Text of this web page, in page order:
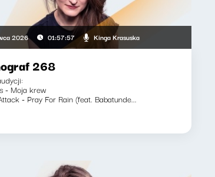
2026 01:57:57 Kinga Krasuska
268
- Moja krew
- Pray For Rain (feat. Babatunde...